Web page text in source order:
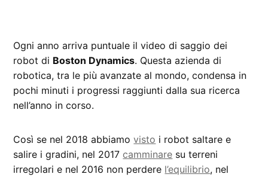
Ogni anno arriva puntuale il video di saggio dei
robot di Boston Dynamics. Questa azienda di
robotica, tra le più avanzate al mondo, condensa in
pochi minuti i progressi raggiunti dalla sua ricerca
nell’anno in corso.
Così se nel 2018 abbiamovisto i robot saltare e
salire i gradini, nel 2017 camminare su terreni
irregolari e nel 2016 non perdere l’equilibrio, nel